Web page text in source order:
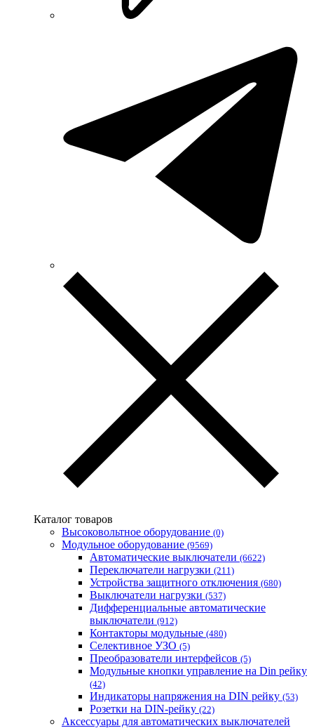
Каталог товаров
Высоковольтное оборудование (0)
Модульное оборудование (9569)
Автоматические выключатели (6622)
Переключатели нагрузки (211)
Устройства защитного отключения (680)
Выключатели нагрузки (537)
Дифференциальные автоматические
выключатели (912)
Контакторы модульные (480)
Селективное УЗО (5)
Преобразователи интерфейсов (5)
Модульные кнопки управление на Din рейку
(42)
Индикаторы напряжения на DIN рейку (53)
Розетки на DIN-рейку (22)
Аксессуары для автоматических выключателей